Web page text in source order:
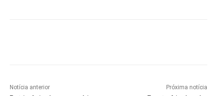
Notícia anterior Próxima notícia